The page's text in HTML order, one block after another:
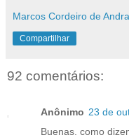
Marcos Cordeiro de
Compartilhar
92 comentários:
Anônimo 23 de
Buenas, como